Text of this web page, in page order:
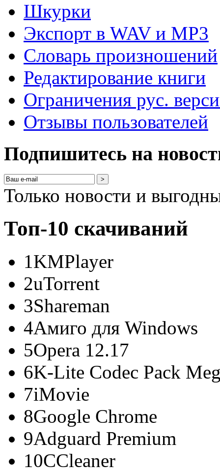
Шкурки
Экспорт в WAV и MP3
Словарь произношений
Редактирование книги
Ограничения рус.
Отзывы пользователей
Подпишитесь на
>
Только новости и
Топ-10 скачиваний
1KMPlayer
2uTorrent
3Shareman
4Амиго для Windows
5Opera 12.17
6K-Lite Codec Pack
7iMovie
8Google Chrome
9Adguard Premium
10CCleaner